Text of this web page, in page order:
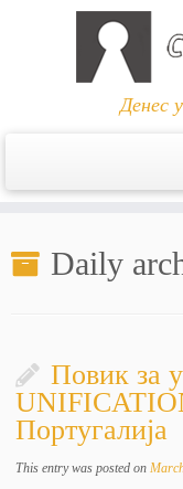
content
Денес
Daily
Повик за
Португалија
This entry was posted on